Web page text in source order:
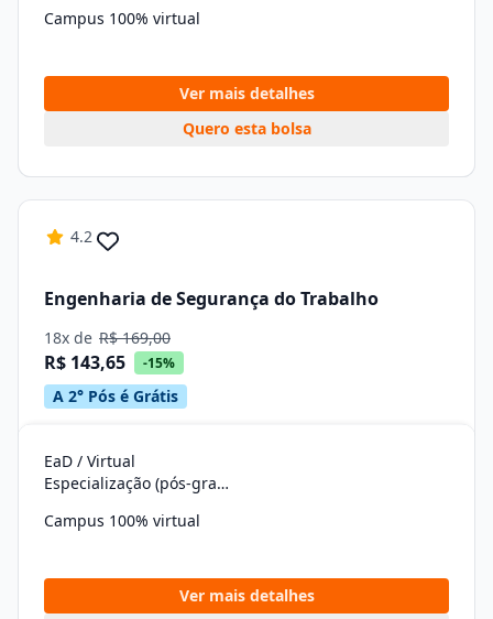
Campus 100% virtual
Ver mais detalhes
Quero esta bolsa
4.2
Engenharia de Segurança do Trabalho
18x de R$ 169,00
R$ 143,65 -15%
A 2° Pós é Grátis
EaD / Virtual
Especialização (pós-graduação)
Campus 100% virtual
Ver mais detalhes